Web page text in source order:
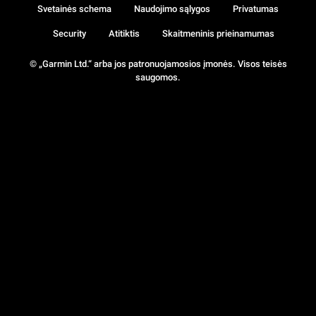
© „Garmin Ltd.“ arba jos patronuojamosios įmonės. Visos teisės
saugomos.
Svetainės schema Naudojimo sąlygos Privatumas
Security Atitiktis Skaitmeninis prieinamumas